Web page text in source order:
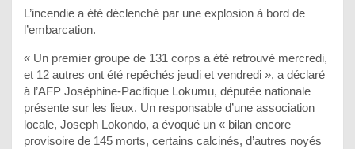
L’incendie a été déclenché par une explosion à bord de
l’embarcation.
« Un premier groupe de 131 corps a été retrouvé mercredi,
et 12 autres ont été repêchés jeudi et vendredi », a déclaré
à l’AFP Joséphine-Pacifique Lokumu, députée nationale
présente sur les lieux. Un responsable d’une association
locale, Joseph Lokondo, a évoqué un « bilan encore
provisoire de 145 morts, certains calcinés, d’autres noyés